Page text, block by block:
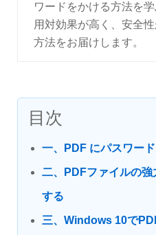
ワードをかける方法を
用対効果が高く、安全
方法をお届けします。
目次
一、PDF にパスワー
二、PDFファイルの
する
三、Windows 10で